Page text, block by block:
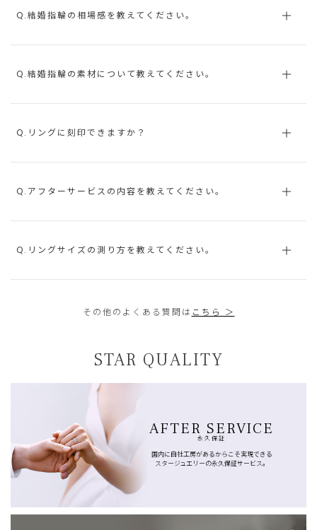
Q.結婚指輪の相場感を教えてください。
Q.結婚指輪の素材について教えてください。
Q.リングに刻印できますか？
Q.アフターサービスの内容を教えてください。
Q.リングサイズの測り方を教えてください。
その他のよくある質問は こちら ＞
STAR QUALITY
AFTER SERVICE
永久保証
国内に自社工房があるからこそ実現できる
スタージュエリーの永久保証サービス。